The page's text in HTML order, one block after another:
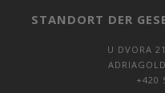
STANDORT DER
U DVORA
+420